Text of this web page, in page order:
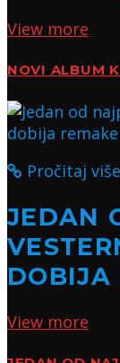
View more
NOVI ALBUM
Pročitaj više
JEDAN
DOBIJA
View more